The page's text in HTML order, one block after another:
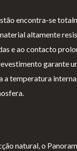
encontra-se
altamente
e ao contacto
garante
a temperatura interna
natural, o